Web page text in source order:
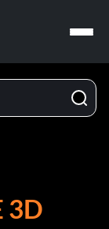
3D